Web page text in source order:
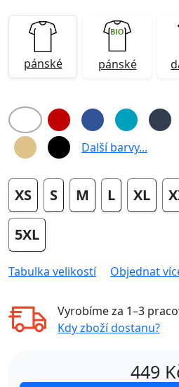
pánské pánské
Další barvy...
XS S M L XL
5XL
Tabulka velikostí Objednat
Vyrobíme za 1–3
Kdy zboží dostanu?
449